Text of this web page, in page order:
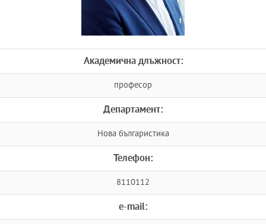
Академична длъжност:
професор
Департамент:
Нова българистика
Телефон:
8110112
e-mail: